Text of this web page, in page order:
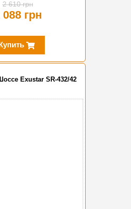
2 610 грн
088 грн
Exustar SR-432/42